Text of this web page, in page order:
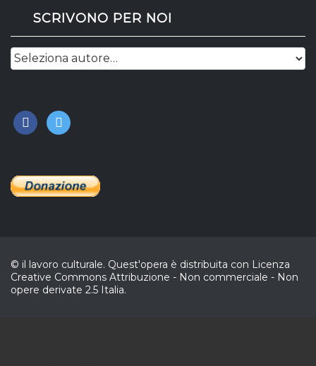
SCRIVONO PER NOI
facebook
twitter
© il lavoro culturale. Quest'opera è distribuita con Licenza
Creative Commons Attribuzione - Non commerciale - Non
opere derivate 2.5 Italia.